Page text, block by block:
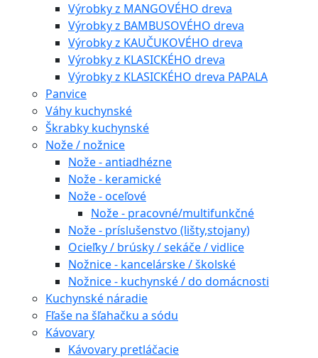
Výrobky z MANGOVÉHO dreva
Výrobky z BAMBUSOVÉHO dreva
Výrobky z KAUČUKOVÉHO dreva
Výrobky z KLASICKÉHO dreva
Výrobky z KLASICKÉHO dreva PAPALA
Panvice
Váhy kuchynské
Škrabky kuchynské
Nože / nožnice
Nože - antiadhézne
Nože - keramické
Nože - oceľové
Nože - pracovné/multifunkčné
Nože - príslušenstvo (lišty,stojany)
Ocieľky / brúsky / sekáče / vidlice
Nožnice - kancelárske / školské
Nožnice - kuchynské / do domácnosti
Kuchynské náradie
Fľaše na šľahačku a sódu
Kávovary
Kávovary pretláčacie